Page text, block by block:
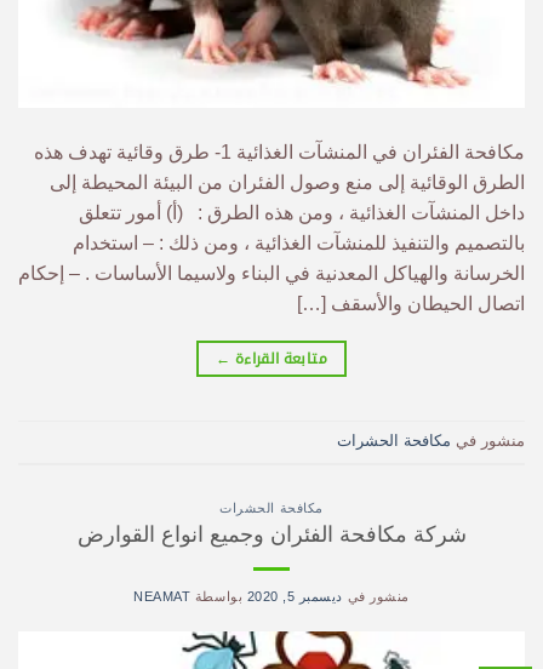
مكافحة الفئران في المنشآت الغذائية 1- طرق وقائية تهدف هذه
الطرق الوقائية إلى منع وصول الفئران من البيئة المحيطة إلى
داخل المنشآت الغذائية ، ومن هذه الطرق : (أ) أمور تتعلق
بالتصميم والتنفيذ للمنشآت الغذائية ، ومن ذلك : – استخدام
الخرسانة والهياكل المعدنية في البناء ولاسيما الأساسات . – إحكام
اتصال الحيطان والأسقف […]
متابعة القراءة ←
منشور في مكافحة الحشرات
مكافحة الحشرات
شركة مكافحة الفئران وجميع انواع القوارض
منشور في ديسمبر 5, 2020 بواسطة NEAMAT